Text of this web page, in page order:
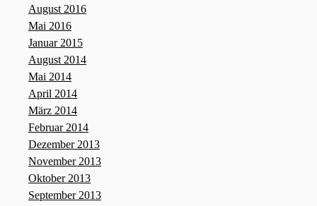
August 2016
Mai 2016
Januar 2015
August 2014
Mai 2014
April 2014
März 2014
Februar 2014
Dezember 2013
November 2013
Oktober 2013
September 2013